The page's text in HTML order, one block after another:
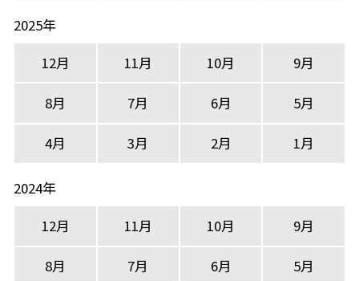
2025年
12月
11月 10月 9月
8月 7月 6月 5月
4月 3月 2月 1月
2024年
12月
11月 10月 9月
8月 7月 6月 5月